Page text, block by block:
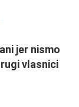
jer nismo
vlasnici